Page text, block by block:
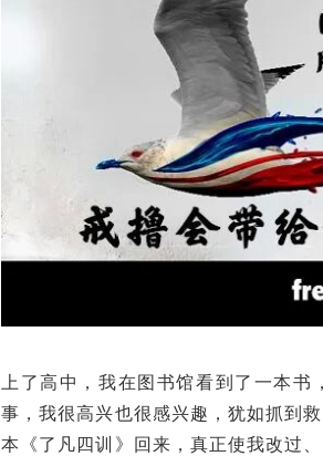
上了高中，我在图书馆看到了一本
事，我很高兴也很感兴趣，犹如抓到
本《了凡四训》回来，真正使我改过